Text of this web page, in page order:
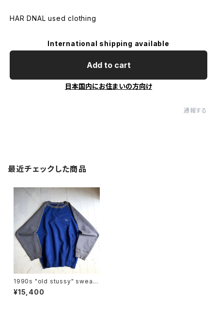
HAR DNAL used clothing
International shipping available
Add to cart
日本国内にお住まいの方向け
通報する
最近チェックした商品
1990s "old stussy" sweat
pullover
¥15,400